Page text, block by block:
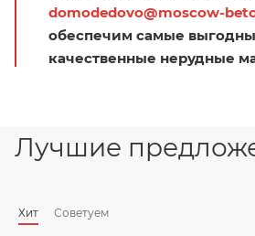
domodedovo@moscow-
обеспечим самые
качественные нерудные
Лучшие
Хит Советуем